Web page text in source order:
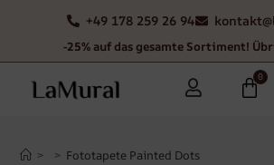
+49 178 259 26 94
-25% auf das gesamte Sortiment!
0
> > Fototapete Painted Dots